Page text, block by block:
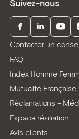
Suivez-nous
FacebookLinkedInYoutube
Contacter un
FAQ
Index Homme
Mutualité Française
Réclamations –
Espace résiliation
Avis clients